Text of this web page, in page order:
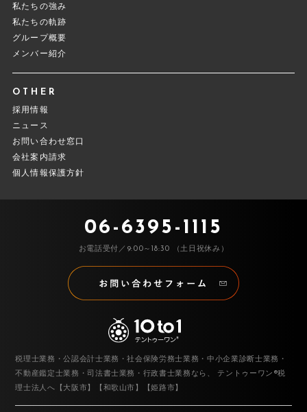
私たちの強み
私たちの軌跡
グループ概要
メンバー紹介
OTHER
採用情報
ニュース
お問い合わせ窓口
会社案内請求
個人情報保護方針
06-6395-1115
お電話受付／9:00～18:30 （土日祝休み）
税理士業務・公認会計士業務・社会保険労務士業務・中小企業診断士業務・
不動産鑑定士業務・司法書士業務・行政書士業務なら、
テントゥーワン®税
理士法人へ【大阪市】【和歌山市】【姫路市】